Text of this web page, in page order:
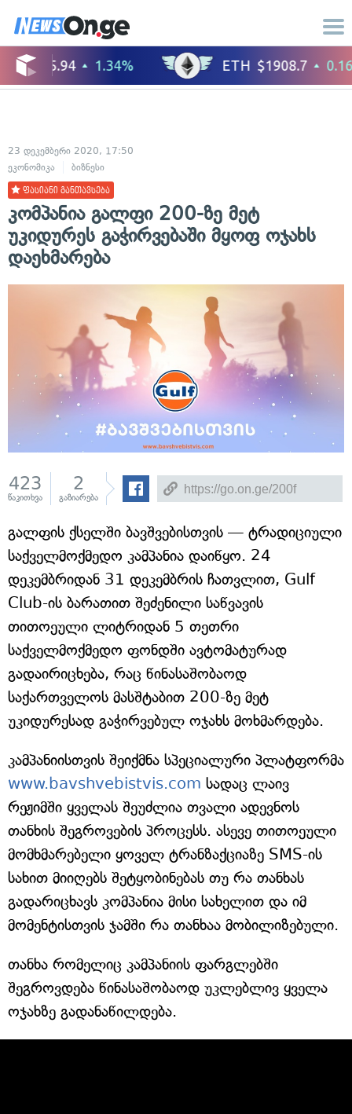
23 დეკემბერი 2020, 17:50
ეკონომიკა
ბიზნესი
ფასიანი განთავსება
კომპანია გალფი 200-ზე მეტ
უკიდურეს გაჭირვებაში მყოფ ოჯახს
დაეხმარება
423
წაკითხვა
2
გაზიარება
გალფის ქსელში ბავშვებისთვის — ტრადიციული
საქველმოქმედო კამპანია დაიწყო. 24
დეკემბრიდან 31 დეკემბრის ჩათვლით, Gulf
Club-ის ბარათით შეძენილი საწვავის
თითოეული ლიტრიდან 5 თეთრი
საქველმოქმედო ფონდში ავტომატურად
გადაირიცხება, რაც წინასაშობაოდ
საქართველოს მასშტაბით 200-ზე მეტ
უკიდურესად გაჭირვებულ ოჯახს მოხმარდება.
კამპანიისთვის შეიქმნა სპეციალური პლატფორმა
www.bavshvebistvis.com სადაც ლაივ
რეჟიმში ყველას შეუძლია თვალი ადევნოს
თანხის შეგროვების პროცესს. ასევე თითოეული
მომხმარებელი ყოველ ტრანზაქციაზე SMS-ის
სახით მიიღებს შეტყობინებას თუ რა თანხას
გადარიცხავს კომპანია მისი სახელით და იმ
მომენტისთვის ჯამში რა თანხაა მობილიზებული.
თანხა რომელიც კამპანიის ფარგლებში
შეგროვდება წინასაშობაოდ უკლებლივ ყველა
ოჯახზე გადანაწილდება.